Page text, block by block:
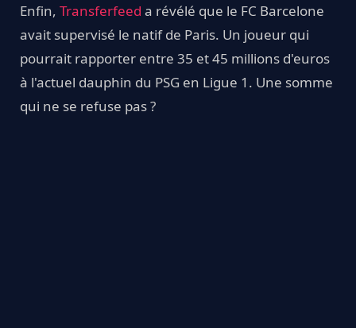
Enfin, Transferfeed a révélé que le FC Barcelone
avait supervisé le natif de Paris. Un joueur qui
pourrait rapporter entre 35 et 45 millions d'euros
à l'actuel dauphin du PSG en Ligue 1. Une somme
qui ne se refuse pas ?